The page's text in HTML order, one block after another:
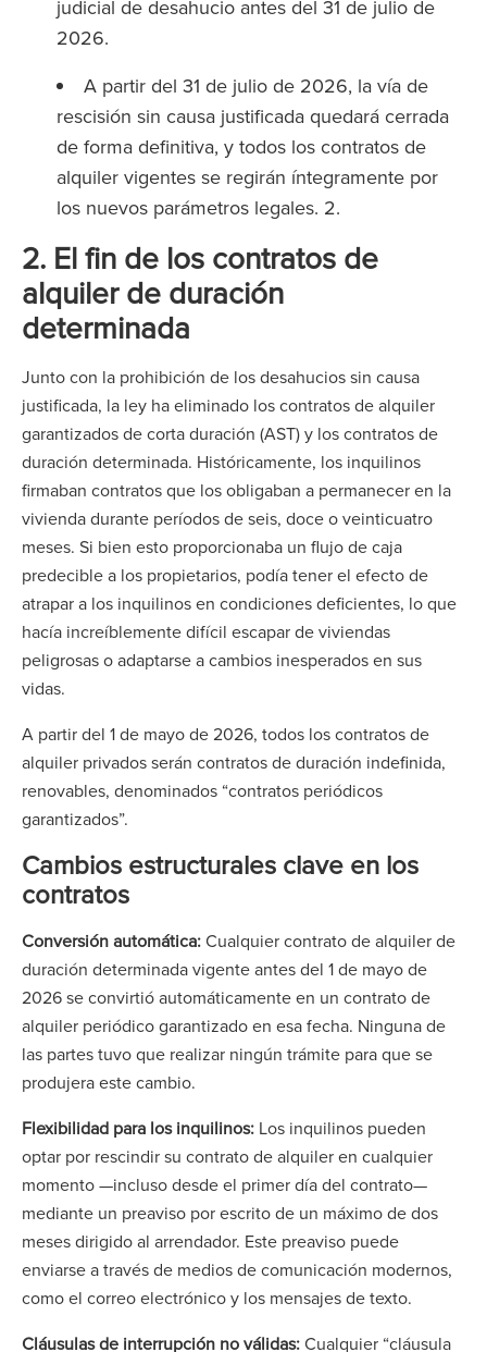
judicial de desahucio antes del 31 de julio de
2026.
A partir del 31 de julio de 2026, la vía de
rescisión sin causa justificada quedará cerrada
de forma definitiva, y todos los contratos de
alquiler vigentes se regirán íntegramente por
los nuevos parámetros legales. 2.
2. El fin de los contratos de
alquiler de duración
determinada
Junto con la prohibición de los desahucios sin causa
justificada, la ley ha eliminado los contratos de alquiler
garantizados de corta duración (AST) y los contratos de
duración determinada. Históricamente, los inquilinos
firmaban contratos que los obligaban a permanecer en la
vivienda durante períodos de seis, doce o veinticuatro
meses. Si bien esto proporcionaba un flujo de caja
predecible a los propietarios, podía tener el efecto de
atrapar a los inquilinos en condiciones deficientes, lo que
hacía increíblemente difícil escapar de viviendas
peligrosas o adaptarse a cambios inesperados en sus
vidas.
A partir del 1 de mayo de 2026, todos los contratos de
alquiler privados serán contratos de duración indefinida,
renovables, denominados “contratos periódicos
garantizados”.
Cambios estructurales clave en los
contratos
Conversión automática:Cualquier contrato de alquiler de
duración determinada vigente antes del 1 de mayo de
2026 se convirtió automáticamente en un contrato de
alquiler periódico garantizado en esa fecha. Ninguna de
las partes tuvo que realizar ningún trámite para que se
produjera este cambio.
Flexibilidad para los inquilinos: Los inquilinos pueden
optar por rescindir su contrato de alquiler en cualquier
momento —incluso desde el primer día del contrato—
mediante un preaviso por escrito de un máximo de dos
meses dirigido al arrendador. Este preaviso puede
enviarse a través de medios de comunicación modernos,
como el correo electrónico y los mensajes de texto.
Cláusulas de interrupción no válidas:Cualquier “cláusula